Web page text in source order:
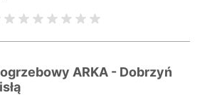
ARKA - Dobrzyń